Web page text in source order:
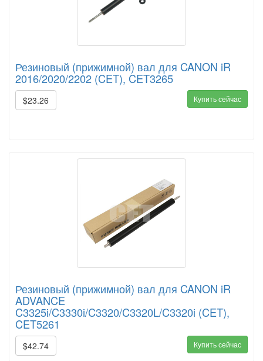
Резиновый (прижимной) вал для CANON iR
2016/2020/2202 (CET), CET3265
$23.26 Купить сейчас
Резиновый (прижимной) вал для CANON iR
ADVANCE
C3325i/C3330i/C3320/C3320L/C3320i (CET),
CET5261
$42.74 Купить сейчас